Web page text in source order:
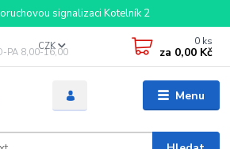
signalizaci Kotelník 2
Menu
CZK
PA 8,00-16,00
0 ks
za 0,00 Kč